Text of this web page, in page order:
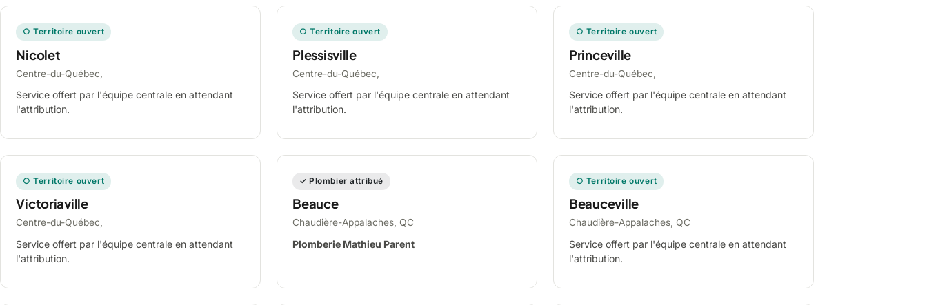
○ Territoire ouvert
Nicolet
Centre-du-Québec,
Service offert par l'équipe centrale en attendant
l'attribution.
○ Territoire ouvert
Plessisville
Centre-du-Québec,
Service offert par l'équipe centrale en attendant
l'attribution.
○ Territoire ouvert
Princeville
Centre-du-Québec,
Service offert par l'équipe centrale en attendant
l'attribution.
○ Territoire ouvert
Victoriaville
Centre-du-Québec,
Service offert par l'équipe centrale en attendant
l'attribution.
✓ Plombier attribué
Beauce
Chaudière-Appalaches, QC
Plomberie Mathieu Parent
○ Territoire ouvert
Beauceville
Chaudière-Appalaches, QC
Service offert par l'équipe centrale en attendant
l'attribution.